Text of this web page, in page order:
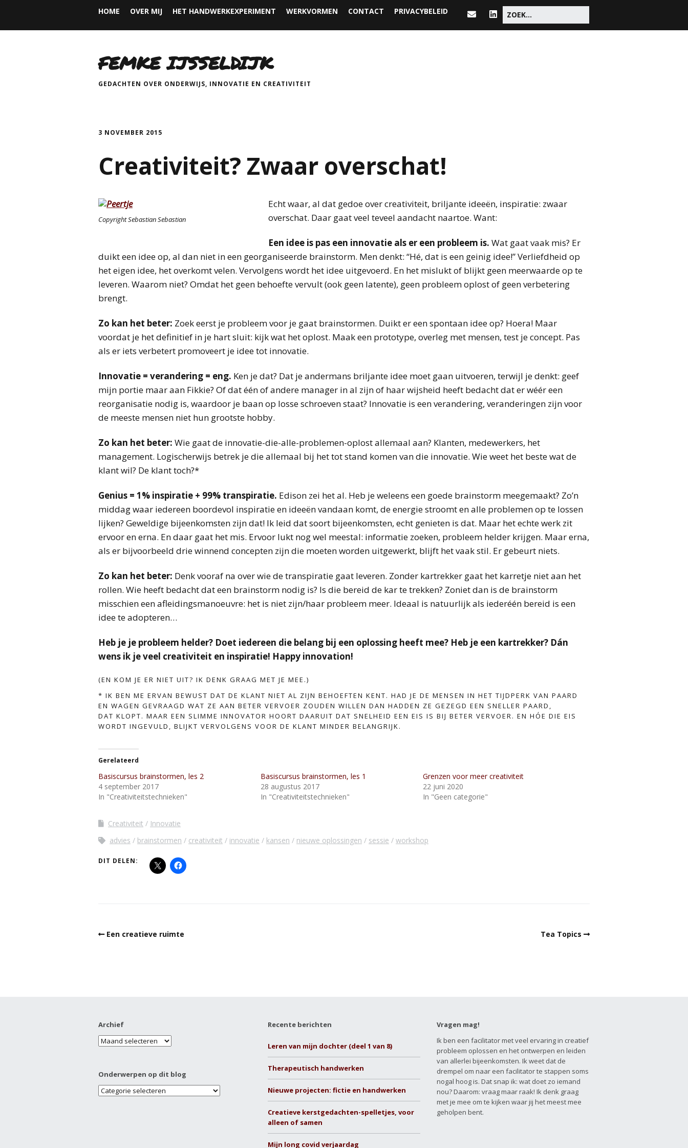
HOME OVER MIJ HET HANDWERKEXPERIMENT WERKVORMEN CONTACT PRIVACYBELEID
FEMKE IJSSELDIJK
GEDACHTEN OVER ONDERWIJS, INNOVATIE EN CREATIVITEIT
3 NOVEMBER 2015
Creativiteit? Zwaar overschat!
Copyright Sebastian Sebastian
Echt waar, al dat gedoe over creativiteit, briljante ideeën, inspiratie: zwaar
overschat. Daar gaat veel teveel aandacht naartoe. Want:
Een idee is pas een innovatie als er een probleem is. Wat gaat vaak mis? Er
duikt een idee op, al dan niet in een georganiseerde brainstorm. Men denkt: “Hé, dat is een geinig idee!” Verliefdheid op
het eigen idee, het overkomt velen. Vervolgens wordt het idee uitgevoerd. En het mislukt of blijkt geen meerwaarde op te
leveren. Waarom niet? Omdat het geen behoefte vervult (ook geen latente), geen probleem oplost of geen verbetering
brengt.
Zo kan het beter: Zoek eerst je probleem voor je gaat brainstormen. Duikt er een spontaan idee op? Hoera! Maar
voordat je het definitief in je hart sluit: kijk wat het oplost. Maak een prototype, overleg met mensen, test je concept. Pas
als er iets verbetert promoveert je idee tot innovatie.
Innovatie = verandering = eng. Ken je dat? Dat je andermans briljante idee moet gaan uitvoeren, terwijl je denkt: geef
mijn portie maar aan Fikkie? Of dat één of andere manager in al zijn of haar wijsheid heeft bedacht dat er wéér een
reorganisatie nodig is, waardoor je baan op losse schroeven staat? Innovatie is een verandering, veranderingen zijn voor
de meeste mensen niet hun grootste hobby.
Zo kan het beter: Wie gaat de innovatie-die-alle-problemen-oplost allemaal aan? Klanten, medewerkers, het
management. Logischerwijs betrek je die allemaal bij het tot stand komen van die innovatie. Wie weet het beste wat de
klant wil? De klant toch?*
Genius = 1% inspiratie + 99% transpiratie. Edison zei het al. Heb je weleens een goede brainstorm meegemaakt? Zo’n
middag waar iedereen boordevol inspiratie en ideeën vandaan komt, de energie stroomt en alle problemen op te lossen
lijken? Geweldige bijeenkomsten zijn dat! Ik leid dat soort bijeenkomsten, echt genieten is dat. Maar het echte werk zit
ervoor en erna. En daar gaat het mis. Ervoor lukt nog wel meestal: informatie zoeken, probleem helder krijgen. Maar erna,
als er bijvoorbeeld drie winnend concepten zijn die moeten worden uitgewerkt, blijft het vaak stil. Er gebeurt niets.
Zo kan het beter: Denk vooraf na over wie de transpiratie gaat leveren. Zonder kartrekker gaat het karretje niet aan het
rollen. Wie heeft bedacht dat een brainstorm nodig is? Is die bereid de kar te trekken? Zoniet dan is de brainstorm
misschien een afleidingsmanoeuvre: het is niet zijn/haar probleem meer. Ideaal is natuurlijk als iederéén bereid is een
idee te adopteren…
Heb je je probleem helder? Doet iedereen die belang bij een oplossing heeft mee? Heb je een kartrekker? Dán
wens ik je veel creativiteit en inspiratie! Happy innovation!
(EN KOM JE ER NIET UIT? IK DENK GRAAG MET JE MEE.)
* IK BEN ME ERVAN BEWUST DAT DE KLANT NIET AL ZIJN BEHOEFTEN KENT. HAD JE DE MENSEN IN HET TIJDPERK VAN PAARD
EN WAGEN GEVRAAGD WAT ZE AAN BETER VERVOER ZOUDEN WILLEN DAN HADDEN ZE GEZEGD EEN SNELLER PAARD,
DAT KLOPT. MAAR EEN SLIMME INNOVATOR HOORT DAARUIT DAT SNELHEID EEN EIS IS BIJ BETER VERVOER. EN HÓE DIE EIS
WORDT INGEVULD, BLIJKT VERVOLGENS VOOR DE KLANT MINDER BELANGRIJK.
Gerelateerd
Basiscursus brainstormen, les 2
4 september 2017
In "Creativiteitstechnieken"
Basiscursus brainstormen, les 1
28 augustus 2017
In "Creativiteitstechnieken"
Grenzen voor meer creativiteit
22 juni 2020
In "Geen categorie"
Creativiteit
Innovatie
advies
brainstormen creativiteit innovatie kansen nieuwe oplossingen sessie workshop
DIT DELEN:
Een creatieve ruimte Tea Topics
Archief
Onderwerpen op dit blog
Recente berichten
Leren van mijn dochter (deel 1 van 8)
Therapeutisch handwerken
Nieuwe projecten: fictie en handwerken
Creatieve kerstgedachten-spelletjes, voor
alleen of samen
Mijn long covid verjaardag
Vragen mag!
Ik ben een facilitator met veel ervaring in creatief
probleem oplossen en het ontwerpen en leiden
van allerlei bijeenkomsten. Ik weet dat de
drempel om naar een facilitator te stappen soms
nogal hoog is. Dat snap ik: wat doet zo iemand
nou? Daarom: vraag maar raak! Ik denk graag
met je mee om te kijken waar jij het meest mee
geholpen bent.